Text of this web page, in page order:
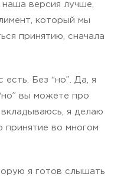
версия лучше,
который мы
принятию, сначала
Без “но”. Да, я
вы можете про
я делаю
принятие во многом
я готов слышать